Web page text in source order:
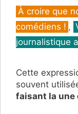
Catégories
À croire que
comédiens ! ,
journalistique
Cette
souvent
faisant la